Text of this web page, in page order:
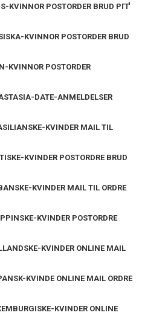
KVINNOR POSTORDER BRUD PГҐ
KVINNOR POSTORDER BRUD
KVINNOR POSTORDER
DATE-ANMELDELSER
KVINDER MAIL TIL
KVINDER POSTORDRE BRUD
KVINDER MAIL TIL ORDRE
KVINDER POSTORDRE
KVINDER ONLINE MAIL
KVINDE ONLINE MAIL ORDRE
KVINDER ONLINE